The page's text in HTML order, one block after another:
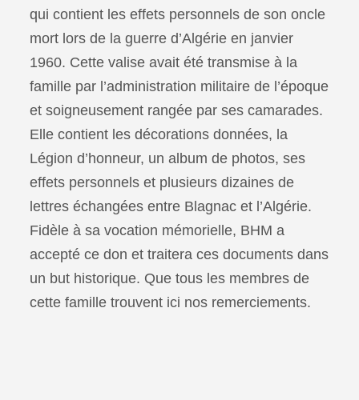
qui contient les effets personnels de son oncle
mort lors de la guerre d’Algérie en janvier
1960. Cette valise avait été transmise à la
famille par l’administration militaire de l’époque
et soigneusement rangée par ses camarades.
Elle contient les décorations données, la
Légion d’honneur, un album de photos, ses
effets personnels et plusieurs dizaines de
lettres échangées entre Blagnac et l’Algérie.
Fidèle à sa vocation mémorielle, BHM a
accepté ce don et traitera ces documents dans
un but historique. Que tous les membres de
cette famille trouvent ici nos remerciements.